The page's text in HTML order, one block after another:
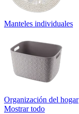
Manteles individuales
Organización del hogar
Mostrar todo